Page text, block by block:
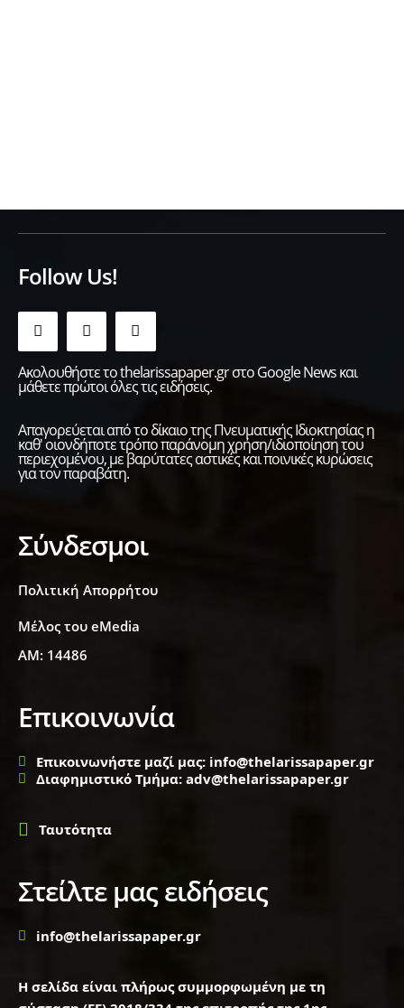
Follow Us!
Ακολουθήστε το thelarissapaper.gr στο Google News και
μάθετε πρώτοι όλες τις ειδήσεις.
Απαγορεύεται από το δίκαιο της Πνευματικής Ιδιοκτησίας η
καθ' οιονδήποτε τρόπο παράνομη χρήση/ιδιοποίηση του
περιεχομένου, με βαρύτατες αστικές και ποινικές κυρώσεις
για τον παραβάτη.
Σύνδεσμοι
Πολιτική Απορρήτου
Μέλος του eMedia
ΑΜ: 14486
Επικοινωνία
Επικοινωνήστε μαζί μας: info@thelarissapaper.gr
Διαφημιστικό Τμήμα: adv@thelarissapaper.gr
Ταυτότητα
Στείλτε μας ειδήσεις
info@thelarissapaper.gr
Η σελίδα είναι πλήρως συμμορφωμένη με τη